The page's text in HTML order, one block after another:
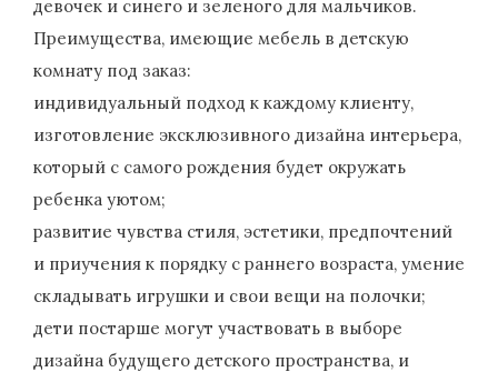
девочек и синего и зеленого для мальчиков.
Преимущества, имеющие мебель в детскую
комнату под заказ:
индивидуальный подход к каждому клиенту,
изготовление эксклюзивного дизайна интерьера,
который с самого рождения будет окружать
ребенка уютом;
развитие чувства стиля, эстетики, предпочтений
и приучения к порядку с раннего возраста, умение
складывать игрушки и свои вещи на полочки;
дети постарше могут участвовать в выборе
дизайна будущего детского пространства, и